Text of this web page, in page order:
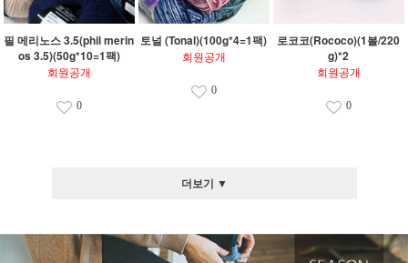
필 메리노스 3.5(phil merin
os 3.5)(50g*10=1팩)
회원공개
0
토널 (Tonal)(100g*4=1팩)
회원공개
0
로코코(Rococo)(1볼/220
g)*2
회원공개
0
더보기 ▼